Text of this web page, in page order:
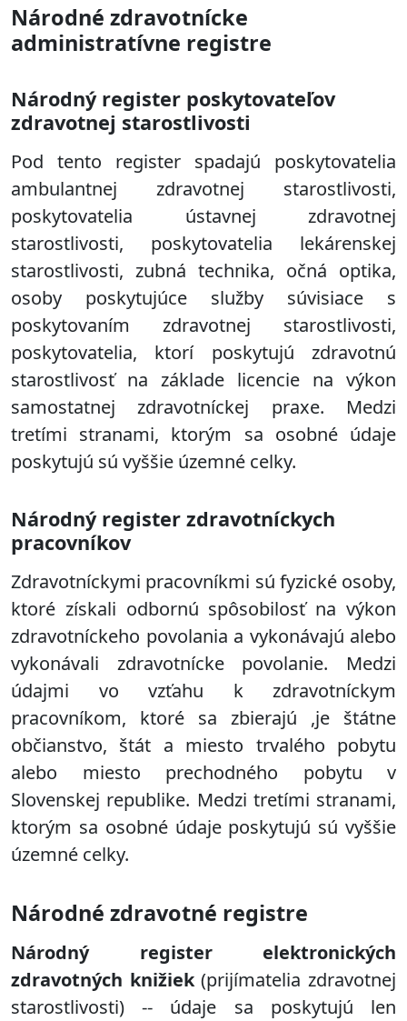
Národné zdravotnícke
administratívne registre
Národný register poskytovateľov
zdravotnej starostlivosti
Pod tento register spadajú poskytovatelia
ambulantnej zdravotnej starostlivosti,
poskytovatelia ústavnej zdravotnej
starostlivosti, poskytovatelia lekárenskej
starostlivosti, zubná technika, očná optika,
osoby poskytujúce služby súvisiace s
poskytovaním zdravotnej starostlivosti,
poskytovatelia, ktorí poskytujú zdravotnú
starostlivosť na základe licencie na výkon
samostatnej zdravotníckej praxe. Medzi
tretími stranami, ktorým sa osobné údaje
poskytujú sú vyššie územné celky.
Národný register zdravotníckych
pracovníkov
Zdravotníckymi pracovníkmi sú fyzické osoby,
ktoré získali odbornú spôsobilosť na výkon
zdravotníckeho povolania a vykonávajú alebo
vykonávali zdravotnícke povolanie. Medzi
údajmi vo vzťahu k zdravotníckym
pracovníkom, ktoré sa zbierajú ,je štátne
občianstvo, štát a miesto trvalého pobytu
alebo miesto prechodného pobytu v
Slovenskej republike. Medzi tretími stranami,
ktorým sa osobné údaje poskytujú sú vyššie
územné celky.
Národné zdravotné registre
Národný register elektronických
zdravotných knižiek(prijímatelia zdravotnej
starostlivosti) -- údaje sa poskytujú len